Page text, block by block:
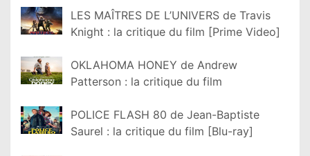
LES MAÎTRES DE L’UNIVERS de Travis
Knight : la critique du film [Prime Video]
OKLAHOMA HONEY de Andrew
Patterson : la critique du film
POLICE FLASH 80 de Jean-Baptiste
Saurel : la critique du film [Blu-ray]